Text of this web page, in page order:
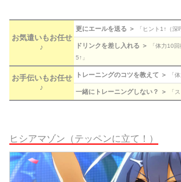
お気遣いもお任せ
♪
更にエールを送る ＞ 「ヒント1↑（深
ドリンクを差し入れる ＞
「体力10
5↑」
お手伝いもお任せ
♪
トレーニングのコツを教えて ＞ 「
一緒にトレーニングしない？ ＞ 「
ヒシアマゾン（テッペンに立て！）